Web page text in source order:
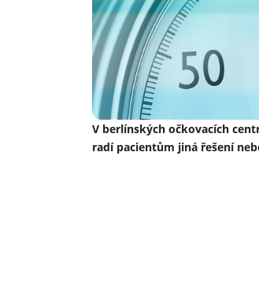
V berlínských očkovacích
radí pacientům jiná řešení